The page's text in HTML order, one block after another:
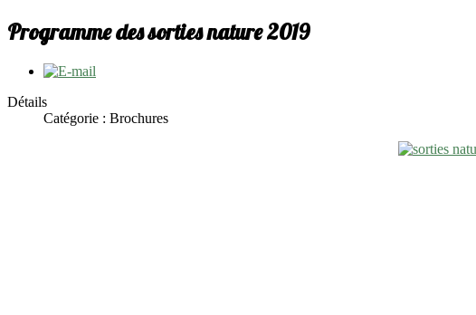
Programme des sorties nature 2019
Détails
Catégorie : Brochures